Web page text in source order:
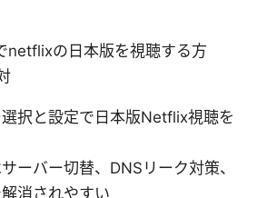
netflixの日本版を視聴する方
択と設定で日本版Netflix視聴を
ーバー切替、DNSリーク対策、
消されやすい